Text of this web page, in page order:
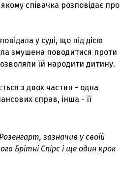
співачка розповідає про
у суді, що під дією
змушена поводитися проти
їй народити дитину.
з двох частин - одна
справ, інша - її
зазначив у своїй
Брітні Спірс і ще один крок